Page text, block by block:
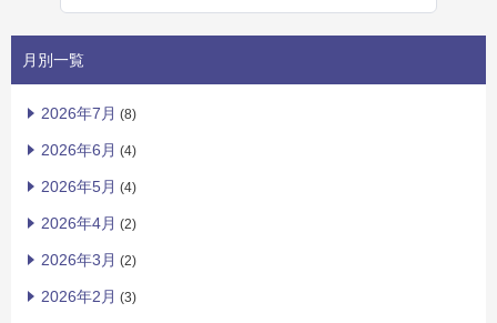
月別一覧
2026年7月 (8)
2026年6月 (4)
2026年5月 (4)
2026年4月 (2)
2026年3月 (2)
2026年2月 (3)